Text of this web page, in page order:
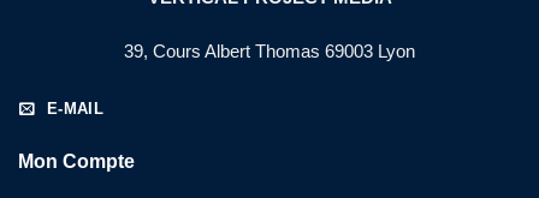
39, Cours Albert Thomas 69003 Lyon
E-MAIL
Mon Compte